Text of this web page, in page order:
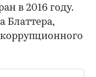
в 2016 году.
Блаттера,